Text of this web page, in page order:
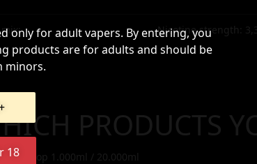
Nicotine strength:
PRODUCTS
Lollipop 1.000ml / 20.000ml
only for adult vapers. By entering, you
products are for adults and should be
minors.
18